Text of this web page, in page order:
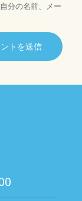
分の名前、メー